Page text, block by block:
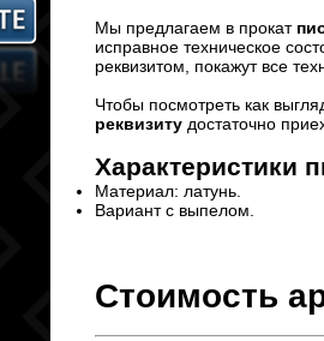
Мы предлагаем в прокат
исправное техническое
реквизитом, покажут все
Чтобы посмотреть как
реквизиту достаточно
Характеристики
Материал: латунь.
Вариант с выпелом.
Стоимость